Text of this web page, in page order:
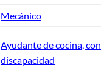
Mecánico
Ayudante de cocina, con
discapacidad